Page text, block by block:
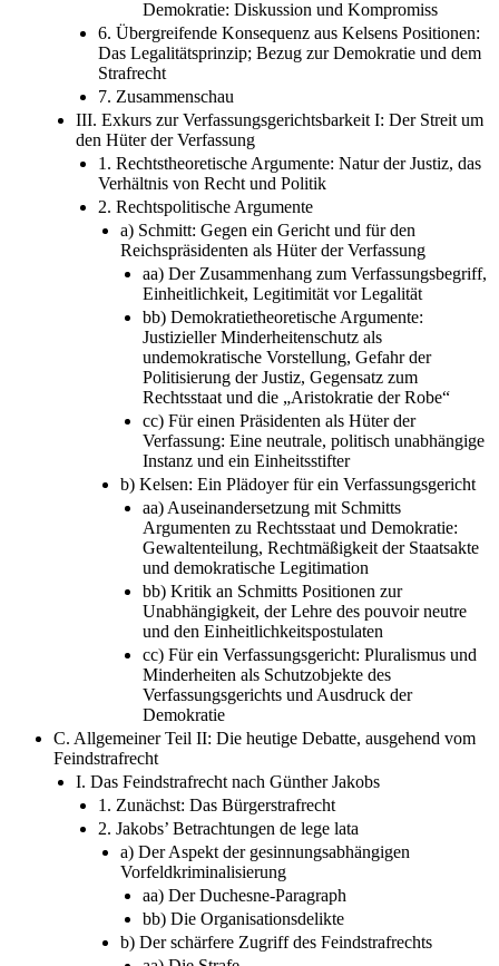
Demokratie: Diskussion und Kompromiss
6. Übergreifende Konsequenz aus Kelsens Positionen:
Das Legalitätsprinzip; Bezug zur Demokratie und dem
Strafrecht
7. Zusammenschau
III. Exkurs zur Verfassungsgerichtsbarkeit I: Der Streit um
den Hüter der Verfassung
1. Rechtstheoretische Argumente: Natur der Justiz, das
Verhältnis von Recht und Politik
2. Rechtspolitische Argumente
a) Schmitt: Gegen ein Gericht und für den
Reichspräsidenten als Hüter der Verfassung
aa) Der Zusammenhang zum Verfassungsbegriff,
Einheitlichkeit, Legitimität vor Legalität
bb) Demokratietheoretische Argumente:
Justizieller Minderheitenschutz als
undemokratische Vorstellung, Gefahr der
Politisierung der Justiz, Gegensatz zum
Rechtsstaat und die „Aristokratie der Robe“
cc) Für einen Präsidenten als Hüter der
Verfassung: Eine neutrale, politisch unabhängige
Instanz und ein Einheitsstifter
b) Kelsen: Ein Plädoyer für ein Verfassungsgericht
aa) Auseinandersetzung mit Schmitts
Argumenten zu Rechtsstaat und Demokratie:
Gewaltenteilung, Rechtmäßigkeit der Staatsakte
und demokratische Legitimation
bb) Kritik an Schmitts Positionen zur
Unabhängigkeit, der Lehre des pouvoir neutre
und den Einheitlichkeitspostulaten
cc) Für ein Verfassungsgericht: Pluralismus und
Minderheiten als Schutzobjekte des
Verfassungsgerichts und Ausdruck der
Demokratie
C. Allgemeiner Teil II: Die heutige Debatte, ausgehend vom
Feindstrafrecht
I. Das Feindstrafrecht nach Günther Jakobs
1. Zunächst: Das Bürgerstrafrecht
2. Jakobs’ Betrachtungen de lege lata
a) Der Aspekt der gesinnungsabhängigen
Vorfeldkriminalisierung
aa) Der Duchesne-Paragraph
bb) Die Organisationsdelikte
b) Der schärfere Zugriff des Feindstrafrechts